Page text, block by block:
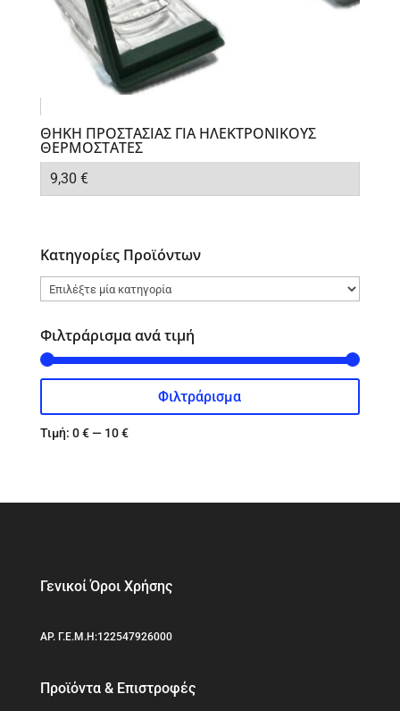
ΘΗΚΗ ΠΡΟΣΤΑΣΙΑΣ ΓΙΑ ΗΛΕΚΤΡΟΝΙΚΟΥΣ
ΘΕΡΜΟΣΤΑΤΕΣ
9,30 €
Κατηγορίες Προϊόντων
Φιλτράρισμα ανά τιμή
τιμή
τιμή
Φιλτράρισμα
Τιμή: 0 €— 10 €
Γενικοί Όροι Χρήσης
ΑΡ. Γ.Ε.Μ.Η:122547926000
Προϊόντα & Επιστροφές